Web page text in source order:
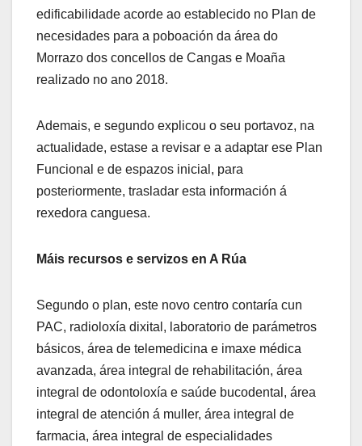
edificabilidade acorde ao establecido no Plan de
necesidades para a poboación da área do
Morrazo dos concellos de Cangas e Moaña
realizado no ano 2018.
Ademais, e segundo explicou o seu portavoz, na
actualidade, estase a revisar e a adaptar ese Plan
Funcional e de espazos inicial, para
posteriormente, trasladar esta información á
rexedora canguesa.
Máis recursos e servizos en A Rúa
Segundo o plan, este novo centro contaría cun
PAC, radioloxía dixital, laboratorio de parámetros
básicos, área de telemedicina e imaxe médica
avanzada, área integral de rehabilitación, área
integral de odontoloxía e saúde bucodental, área
integral de atención á muller, área integral de
farmacia, área integral de especialidades